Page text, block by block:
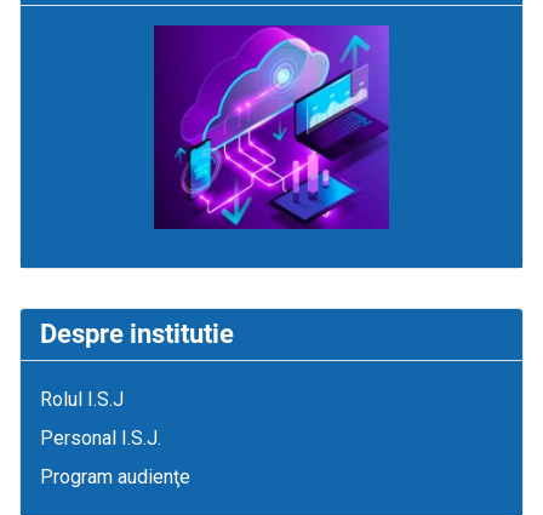
Despre institutie
Rolul I.S.J
Personal I.S.J.
Program audienţe